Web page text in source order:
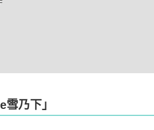
乃下」